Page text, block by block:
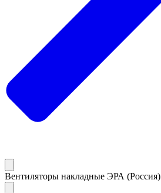
Вентиляторы накладные ЭРА (Россия)